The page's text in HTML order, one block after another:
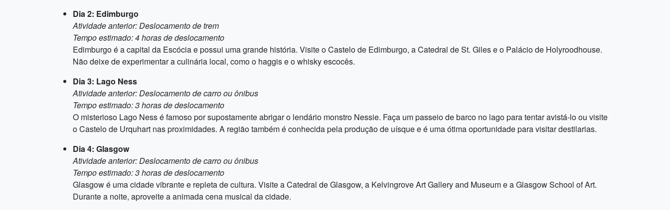
Dia 2: Edimburgo
Atividade anterior: Deslocamento de trem
Tempo estimado: 4 horas de deslocamento
Edimburgo é a capital da Escócia e possui uma grande história. Visite o Castelo de Edimburgo, a Catedral de St. Giles e o Palácio de Holyroodhouse.
Não deixe de experimentar a culinária local, como o haggis e o whisky escocês.
Dia 3: Lago Ness
Atividade anterior: Deslocamento de carro ou ônibus
Tempo estimado: 3 horas de deslocamento
O misterioso Lago Ness é famoso por supostamente abrigar o lendário monstro Nessie. Faça um passeio de barco no lago para tentar avistá-lo ou visite
o Castelo de Urquhart nas proximidades. A região também é conhecida pela produção de uísque e é uma ótima oportunidade para visitar destilarias.
Dia 4: Glasgow
Atividade anterior: Deslocamento de carro ou ônibus
Tempo estimado: 3 horas de deslocamento
Glasgow é uma cidade vibrante e repleta de cultura. Visite a Catedral de Glasgow, a Kelvingrove Art Gallery and Museum e a Glasgow School of Art.
Durante a noite, aproveite a animada cena musical da cidade.